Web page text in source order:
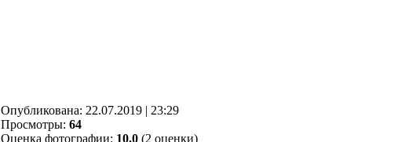
Опубликованa: 22.07.2019 | 23:29
Просмотры: 64
Оценка фотографии: 10.0 (2 оценки)